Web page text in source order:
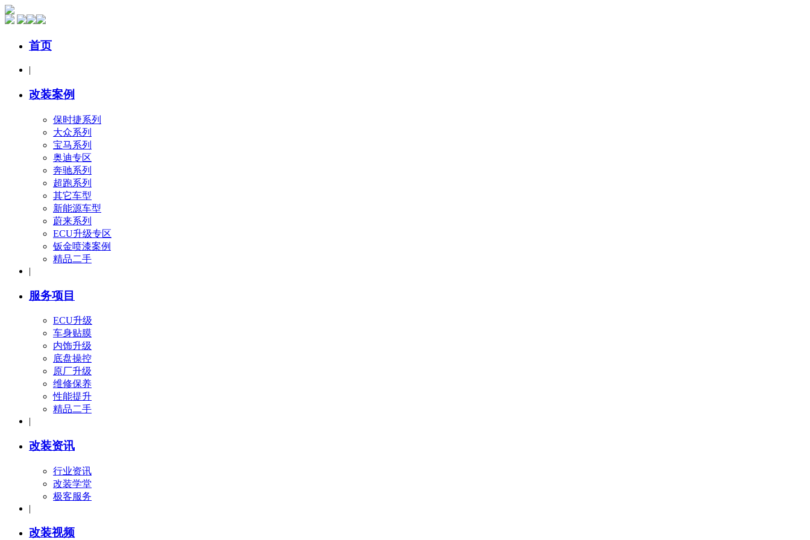
首页
|
改装案例
保时捷系列
大众系列
宝马系列
奥迪专区
奔驰系列
超跑系列
其它车型
新能源车型
蔚来系列
ECU升级专区
钣金喷漆案例
精品二手
|
服务项目
ECU升级
车身贴膜
内饰升级
底盘操控
原厂升级
维修保养
性能提升
精品二手
|
改装资讯
行业资讯
改装学堂
极客服务
|
改装视频